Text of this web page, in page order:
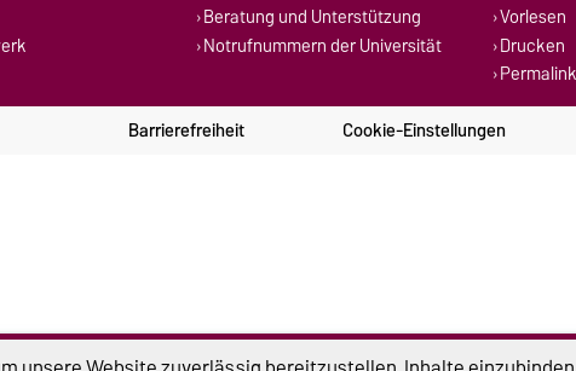
Beratung und Unterstützung
Notrufnummern der Universität
Vorlesen
Drucken
Permalink
Barrierefreiheit Cookie-Einstellungen